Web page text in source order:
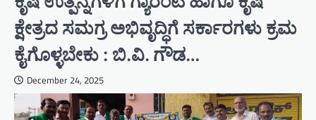
ಕ್ಷೇತ್ರದ ಸಮಗ್ರ ಅಭಿವೃದ್ಧಿಗೆ ಸರ್ಕಾರಗಳು ಕ್ರಮ
ಕೈಗೊಳ್ಳಬೇಕು : ಬಿ.ವಿ. ಗೌಡ…
December 24, 2025